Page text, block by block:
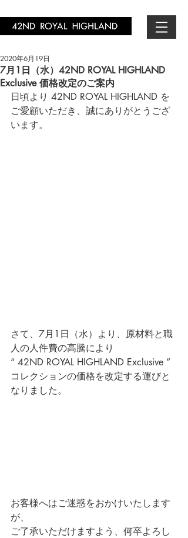
7月1日（水）42ND ROYAL HIGHLAND
Exclusive 価格改定のご案内
2020年6月19日
日頃より 42ND ROYAL HIGHLAND を
ご愛顧いただき、誠にありがとうござ
います。
さて、7月1日（水）より、原材料と職
人の人件費の高騰により
“ 42ND ROYAL HIGHLAND Exclusive ”
コレクションの価格を改定する運びと
なりました。
お客様へはご迷惑をおかけいたします
が、
ご了承いただけますよう、何卒よろし